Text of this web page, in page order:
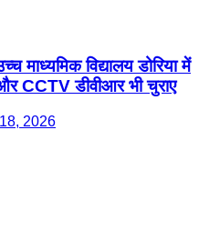
माध्यमिक विद्यालय डोरिया में
CCTV डीवीआर भी चुराए
2026